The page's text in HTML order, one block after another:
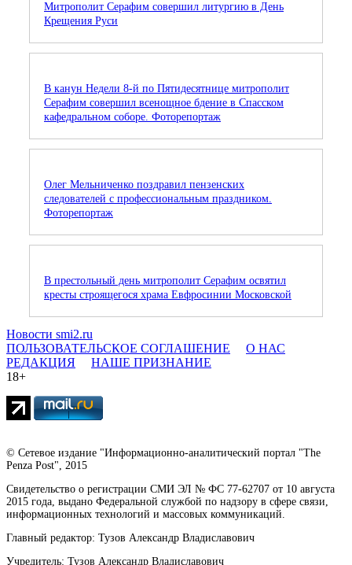
Митрополит Серафим совершил литургию в День
Крещения Руси
В канун Недели 8-й по Пятидесятнице митрополит
Серафим совершил всенощное бдение в Спасском
кафедральном соборе. Фоторепортаж
Олег Мельниченко поздравил пензенских
следователей с профессиональным праздником.
Фоторепортаж
В престольный день митрополит Серафим освятил
кресты строящегося храма Евфросинии Московской
Новости smi2.ru
ПОЛЬЗОВАТЕЛЬСКОЕ СОГЛАШЕНИЕ
О НАС
РЕДАКЦИЯ
НАШЕ ПРИЗНАНИЕ
18+
© Сетевое издание "Информационно-аналитический портал "The
Penza Post", 2015
Свидетельство о регистрации СМИ ЭЛ № ФС 77-62707 от 10 августа
2015 года, выдано Федеральной службой по надзору в сфере связи,
информационных технологий и массовых коммуникаций.
Главный редактор: Тузов Александр Владиславович
Учредитель: Тузов Александр Владиславович